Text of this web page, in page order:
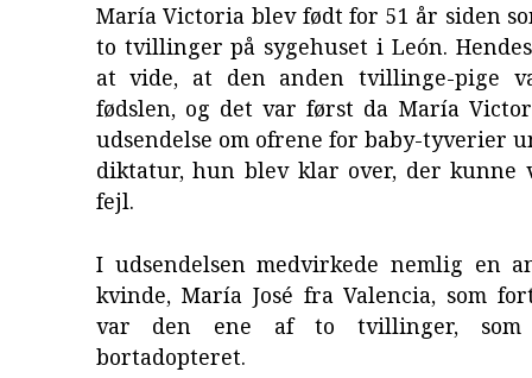
María Victoria blev født for 51 år siden
to tvillinger på sygehuset i León.
at vide, at den anden tvillinge-pige
fødslen, og det var først da María
udsendelse om ofrene for baby-tyverier
diktatur, hun blev klar over, der kunne
fejl.
I udsendelsen medvirkede nemlig en
kvinde, María José fra Valencia, som
var den ene af to tvillinger, som
bortadopteret.